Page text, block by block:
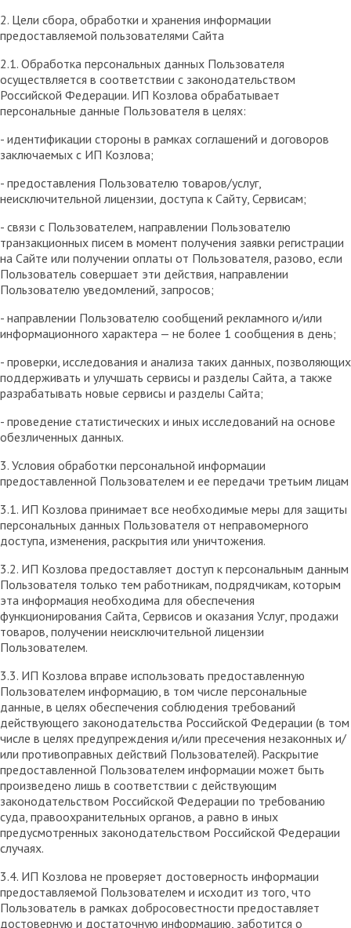
2. Цели сбора, обработки и хранения информации
предоставляемой пользователями Сайта
2.1. Обработка персональных данных Пользователя
осуществляется в соответствии с законодательством
Российской Федерации. ИП Козловa обрабатывает
персональные данные Пользователя в целях:
- идентификации стороны в рамках соглашений и договоров
заключаемых с ИП Козлова;
- предоставления Пользователю товаров/услуг,
неисключительной лицензии, доступа к Сайту, Сервисам;
- связи с Пользователем, направлении Пользователю
транзакционных писем в момент получения заявки регистрации
на Сайте или получении оплаты от Пользователя, разово, если
Пользователь совершает эти действия, направлении
Пользователю уведомлений, запросов;
- направлении Пользователю сообщений рекламного и/или
информационного характера — не более 1 сообщения в день;
- проверки, исследования и анализа таких данных, позволяющих
поддерживать и улучшать сервисы и разделы Сайта, а также
разрабатывать новые сервисы и разделы Сайта;
- проведение статистических и иных исследований на основе
обезличенных данных.
3. Условия обработки персональной информации
предоставленной Пользователем и ее передачи третьим лицам
3.1. ИП Козлова принимает все необходимые меры для защиты
персональных данных Пользователя от неправомерного
доступа, изменения, раскрытия или уничтожения.
3.2. ИП Козлова предоставляет доступ к персональным данным
Пользователя только тем работникам, подрядчикам, которым
эта информация необходима для обеспечения
функционирования Сайта, Сервисов и оказания Услуг, продажи
товаров, получении неисключительной лицензии
Пользователем.
3.3. ИП Козлова вправе использовать предоставленную
Пользователем информацию, в том числе персональные
данные, в целях обеспечения соблюдения требований
действующего законодательства Российской Федерации (в том
числе в целях предупреждения и/или пресечения незаконных и/
или противоправных действий Пользователей). Раскрытие
предоставленной Пользователем информации может быть
произведено лишь в соответствии с действующим
законодательством Российской Федерации по требованию
суда, правоохранительных органов, а равно в иных
предусмотренных законодательством Российской Федерации
случаях.
3.4. ИП Козлова не проверяет достоверность информации
предоставляемой Пользователем и исходит из того, что
Пользователь в рамках добросовестности предоставляет
достоверную и достаточную информацию, заботится о